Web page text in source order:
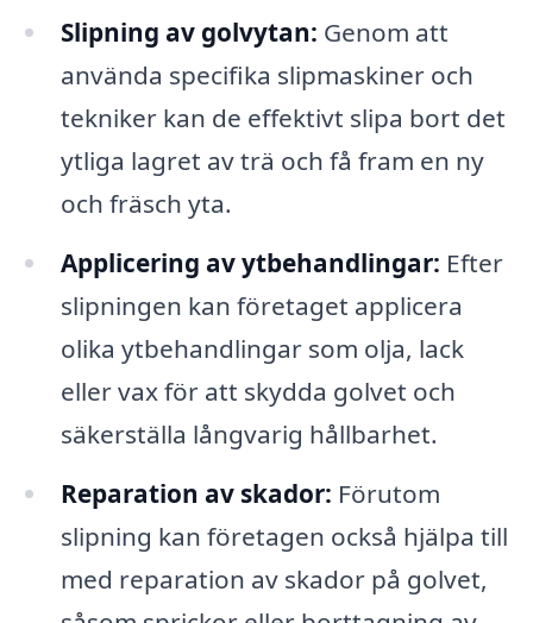
Slipning av golvytan: Genom att
använda specifika slipmaskiner och
tekniker kan de effektivt slipa bort det
ytliga lagret av trä och få fram en ny
och fräsch yta.
Applicering av ytbehandlingar: Efter
slipningen kan företaget applicera
olika ytbehandlingar som olja, lack
eller vax för att skydda golvet och
säkerställa långvarig hållbarhet.
Reparation av skador: Förutom
slipning kan företagen också hjälpa till
med reparation av skador på golvet,